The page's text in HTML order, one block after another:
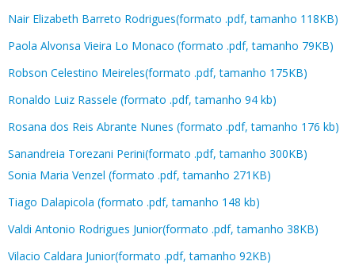
Nair Elizabeth Barreto Rodrigues(formato .pdf, tamanho 118KB)
Paola Alvonsa Vieira Lo Monaco (formato .pdf, tamanho 79KB)
Robson Celestino Meireles(formato .pdf, tamanho 175KB)
Ronaldo Luiz Rassele (formato .pdf, tamanho 94 kb)
Rosana dos Reis Abrante Nunes (formato .pdf, tamanho 176 kb)
Sanandreia Torezani Perini(formato .pdf, tamanho 300KB)
Sonia Maria Venzel (formato .pdf, tamanho 271KB)
Tiago Dalapicola (formato .pdf, tamanho 148 kb)
Valdi Antonio Rodrigues Junior(formato .pdf, tamanho 38KB)
Vilacio Caldara Junior(formato .pdf, tamanho 92KB)